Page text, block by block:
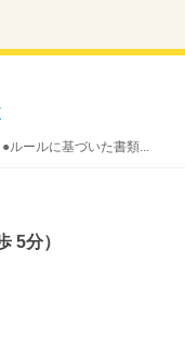
ルールに基づいた書類...
5分）